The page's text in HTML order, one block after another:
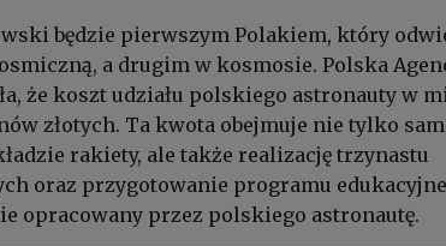
będzie pierwszym Polakiem, który
a drugim w kosmosie. Polska
że koszt udziału polskiego astronauty w
złotych. Ta kwota obejmuje nie tylko sam
rakiety, ale także realizację trzynastu
oraz przygotowanie programu
opracowany przez polskiego astronautę.